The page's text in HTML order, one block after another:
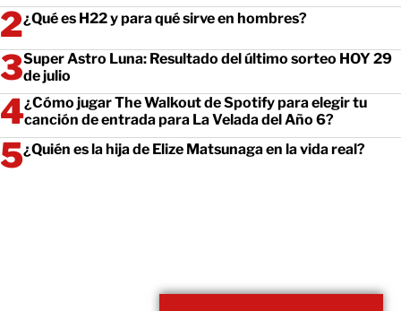
¿Qué es H22 y para qué sirve en hombres?
Super Astro Luna: Resultado del último sorteo HOY 29
de julio
¿Cómo jugar The Walkout de Spotify para elegir tu
canción de entrada para La Velada del Año 6?
¿Quién es la hija de Elize Matsunaga en la vida real?